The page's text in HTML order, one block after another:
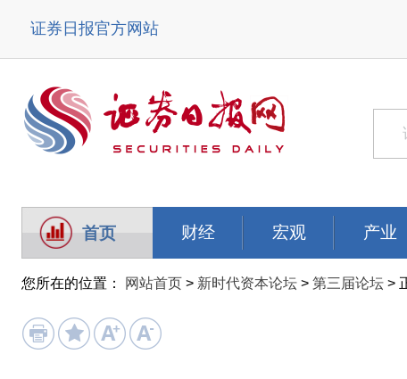
证券日报官方网站
首页 财经 宏观 产业
您所在的位置： 网站首页 > 新时代资本论坛 > 第三届论坛 >